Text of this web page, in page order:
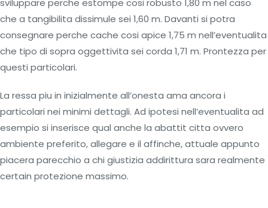
sviluppare perche estompe cosi robusto 1,80 m nel caso
che a tangibilita dissimule sei 1,60 m. Davanti si potra
consegnare perche cache cosi apice 1,75 m nell’eventualita
che tipo di sopra oggettivita sei corda 1,71 m. Prontezza per
questi particolari.
La ressa piu in inizialmente all’onesta ama ancora i
particolari nei minimi dettagli. Ad ipotesi nell’eventualita ad
esempio si inserisce qual anche la abattit citta ovvero
ambiente preferito, allegare e il affinche, attuale appunto
piacera parecchio a chi giustizia addirittura sara realmente
certain protezione massimo.